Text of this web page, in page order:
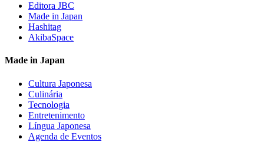
Editora JBC
Made in Japan
Hashitag
AkibaSpace
Made in Japan
Cultura Japonesa
Culinária
Tecnologia
Entretenimento
Língua Japonesa
Agenda de Eventos